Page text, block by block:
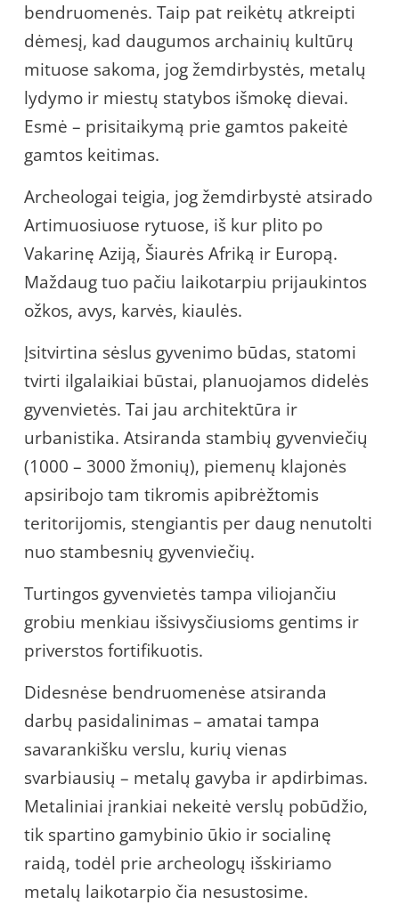
bendruomenės. Taip pat reikėtų atkreipti
dėmesį, kad daugumos archainių kultūrų
mituose sakoma, jog žemdirbystės, metalų
lydymo ir miestų statybos išmokę dievai.
Esmė – prisitaikymą prie gamtos pakeitė
gamtos keitimas.
Archeologai teigia, jog žemdirbystė atsirado
Artimuosiuose rytuose, iš kur plito po
Vakarinę Aziją, Šiaurės Afriką ir Europą.
Maždaug tuo pačiu laikotarpiu prijaukintos
ožkos, avys, karvės, kiaulės.
Įsitvirtina sėslus gyvenimo būdas, statomi
tvirti ilgalaikiai būstai, planuojamos didelės
gyvenvietės. Tai jau architektūra ir
urbanistika. Atsiranda stambių gyvenviečių
(1000 – 3000 žmonių), piemenų klajonės
apsiribojo tam tikromis apibrėžtomis
teritorijomis, stengiantis per daug nenutolti
nuo stambesnių gyvenviečių.
Turtingos gyvenvietės tampa viliojančiu
grobiu menkiau išsivysčiusioms gentims ir
priverstos fortifikuotis.
Didesnėse bendruomenėse atsiranda
darbų pasidalinimas – amatai tampa
savarankišku verslu, kurių vienas
svarbiausių – metalų gavyba ir apdirbimas.
Metaliniai įrankiai nekeitė verslų pobūdžio,
tik spartino gamybinio ūkio ir socialinę
raidą, todėl prie archeologų išskiriamo
metalų laikotarpio čia nesustosime.